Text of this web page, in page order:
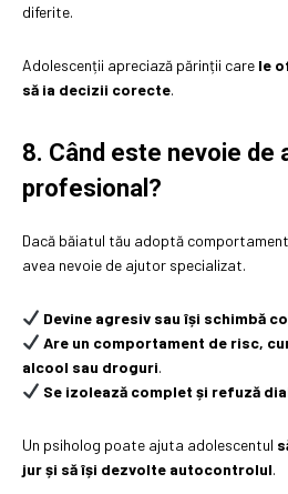
diferite.
Adolescenții apreciază părinții care le
să ia decizii corecte.
8. Când este nevoie de
profesional?
Dacă băiatul tău adoptă
avea nevoie de ajutor specializat.
Devine agresiv sau își schimbă
Are un comportament de risc,
alcool sau droguri.
Se izolează complet și refuză
Un psiholog poate ajuta adolescentul
jur și să își dezvolte autocontrolul.